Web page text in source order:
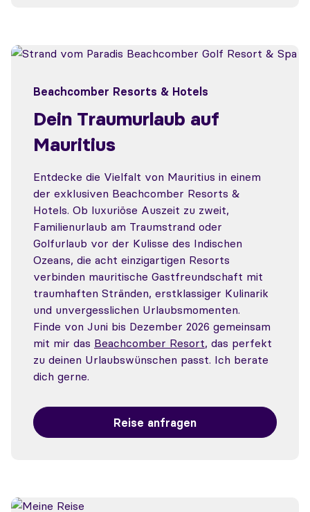
Beachcomber Resorts & Hotels
Dein Traumurlaub auf
Mauritius
Entdecke die Vielfalt von Mauritius in einem
der exklusiven Beachcomber Resorts &
Hotels. Ob luxuriöse Auszeit zu zweit,
Familienurlaub am Traumstrand oder
Golfurlaub vor der Kulisse des Indischen
Ozeans, die acht einzigartigen Resorts
verbinden mauritische Gastfreundschaft mit
traumhaften Stränden, erstklassiger Kulinarik
und unvergesslichen Urlaubsmomenten.
Finde von Juni bis Dezember 2026 gemeinsam
mit mir das Beachcomber Resort, das perfekt
zu deinen Urlaubswünschen passt. Ich berate
dich gerne.
Reise anfragen